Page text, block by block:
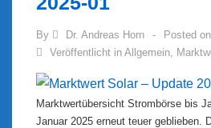
By Dr. Andreas Horn Posted on
Veröffentlicht in Allgemein,
Marktwertübersicht Strombörse bis
Januar 2025 erneut teuer geblieben.